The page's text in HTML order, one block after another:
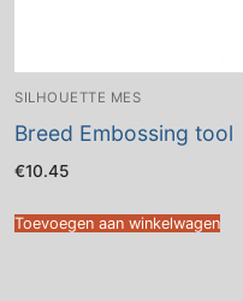
SILHOUETTE MES
Breed Embossing tool
€10.45
Toevoegen aan winkelwagen